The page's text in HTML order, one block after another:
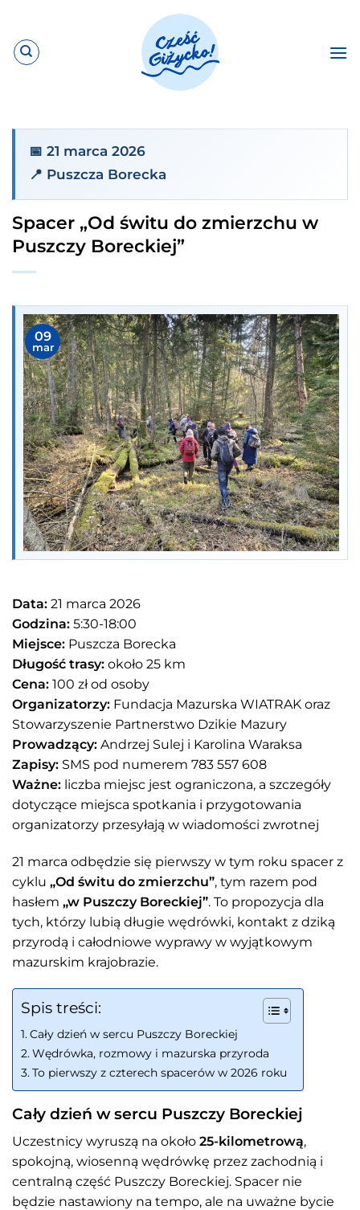
zawartości
📅 21 marca 2026
📍 Puszcza Borecka
Spacer „Od świtu do zmierzchu w
Puszczy Boreckiej”
09
mar
Data: 21 marca 2026
Godzina: 5:30-18:00
Miejsce: Puszcza Borecka
Długość trasy: około 25 km
Cena: 100 zł od osoby
Organizatorzy: Fundacja Mazurska WIATRAK oraz
Stowarzyszenie Partnerstwo Dzikie Mazury
Prowadzący: Andrzej Sulej i Karolina Waraksa
Zapisy: SMS pod numerem 783 557 608
Ważne: liczba miejsc jest ograniczona, a szczegóły
dotyczące miejsca spotkania i przygotowania
organizatorzy przesyłają w wiadomości zwrotnej
21 marca odbędzie się pierwszy w tym roku spacer z
cyklu „Od świtu do zmierzchu”, tym razem pod
hasłem „w Puszczy Boreckiej”. To propozycja dla
tych, którzy lubią długie wędrówki, kontakt z dziką
przyrodą i całodniowe wyprawy w wyjątkowym
mazurskim krajobrazie.
Spis treści:
Cały dzień w sercu Puszczy Boreckiej
Wędrówka, rozmowy i mazurska przyroda
To pierwszy z czterech spacerów w 2026 roku
Cały dzień w sercu Puszczy Boreckiej
Uczestnicy wyruszą na około 25-kilometrową,
spokojną, wiosenną wędrówkę przez zachodnią i
centralną część Puszczy Boreckiej. Spacer nie
będzie nastawiony na tempo, ale na uważne bycie